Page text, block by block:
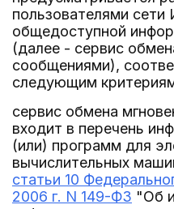
пользователями сети
общедоступной
(далее - сервис
сообщениями),
следующим
сервис обмена
входит в перечень
(или) программ для
вычислительных
статьи 10
2006 г. N 149-ФЗ "Об